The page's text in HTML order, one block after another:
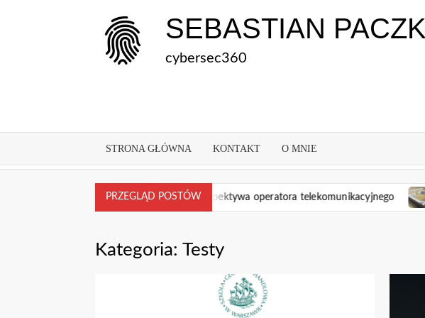
SEBASTIAN
cybersec360
STRONA GŁÓWNA KONTAKT O MNIE
PRZEGLĄD POSTÓW
Raport ataki DDoS – perspektywa operatora telekomunikacyjnego
Kategoria:Testy